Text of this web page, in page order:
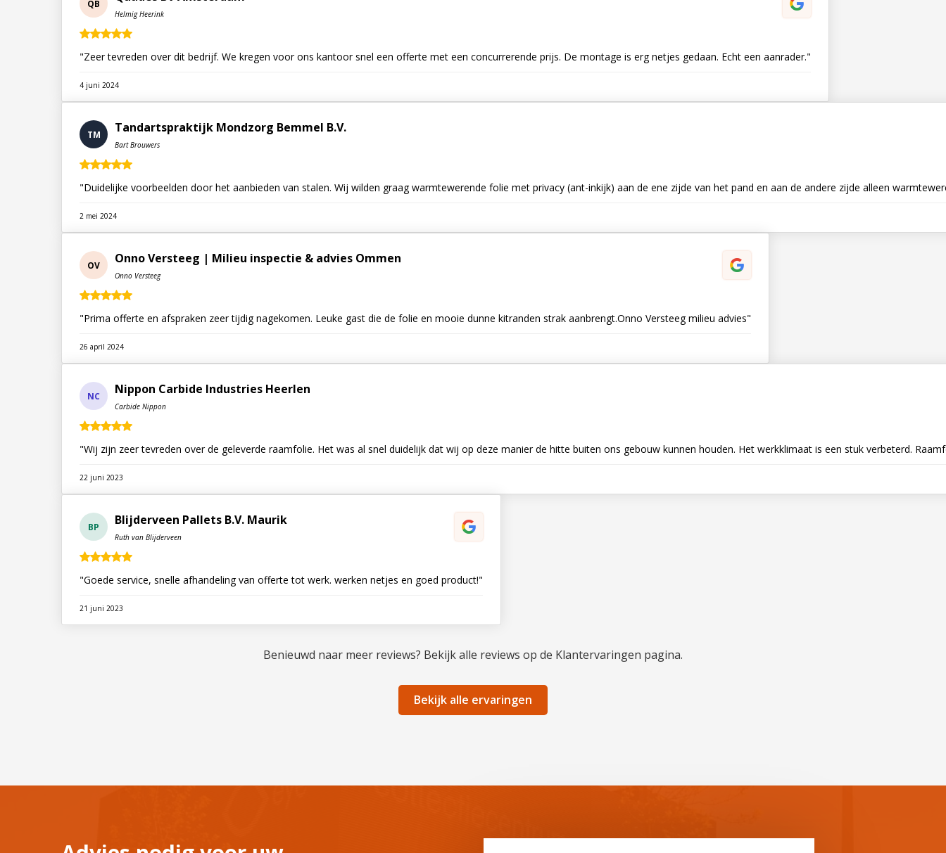
QB
Helmig Heerink
"Zeer tevreden over dit bedrijf. We kregen voor ons kantoor snel een offerte met een concurrerende prijs. De montage is erg netjes gedaan. Echt een aanrader."
4 juni 2024
TM Tandartspraktijk Mondzorg Bemmel B.V.
Bart Brouwers
"Duidelijke voorbeelden door het aanbieden van stalen. Wij wilden graag warmtewerende folie met privacy (ant-inkijk) aan de ene zijde van het pand en aan de andere zijde alleen
2 mei 2024
OV Onno Versteeg | Milieu inspectie & advies Ommen
Onno Versteeg
"Prima offerte en afspraken zeer tijdig nagekomen. Leuke gast die de folie en mooie dunne kitranden strak aanbrengt.Onno Versteeg milieu advies"
26 april 2024
NC Nippon Carbide Industries Heerlen
Carbide Nippon
"Wij zijn zeer tevreden over de geleverde raamfolie. Het was al snel duidelijk dat wij op deze manier de hitte buiten ons gebouw kunnen houden. Het werkklimaat is een stuk verbeterd.
22 juni 2023
BP Blijderveen Pallets B.V. Maurik
Ruth van Blijderveen
"Goede service, snelle afhandeling van offerte tot werk. werken netjes en goed product!"
21 juni 2023
Benieuwd naar meer reviews? Bekijk alle reviews op de Klantervaringen pagina.
Bekijk alle ervaringen